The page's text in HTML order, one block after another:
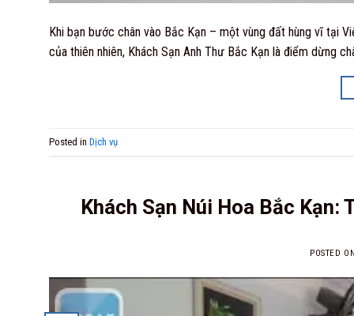
Khi bạn bước chân vào Bắc Kạn – một vùng đất hùng vĩ tại
của thiên nhiên, Khách Sạn Anh Thư Bắc Kạn là điểm dừng
Posted in Dịch vụ
Khách Sạn Núi Hoa Bắc
POSTED